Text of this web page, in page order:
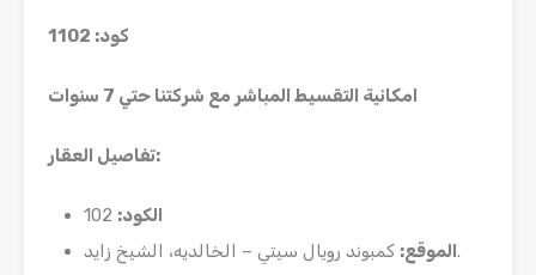
كود: 1102
امكانية التقسيط المباشر مع شركتنا حتي 7 سنوات
تفاصيل العقار:
الكود:
الموقع:
كمبوند رويال سيتي – الخالديه، الشيخ زايد.